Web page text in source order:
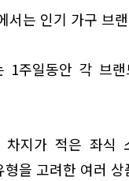
서는 인기 가구 브
1주일동안 각 브
차지가 적은 좌
을 고려한 여러